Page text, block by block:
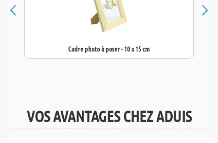
Cadre photo à poser - 10 x 15 cm
VOS AVANTAGES CHEZ ADUIS